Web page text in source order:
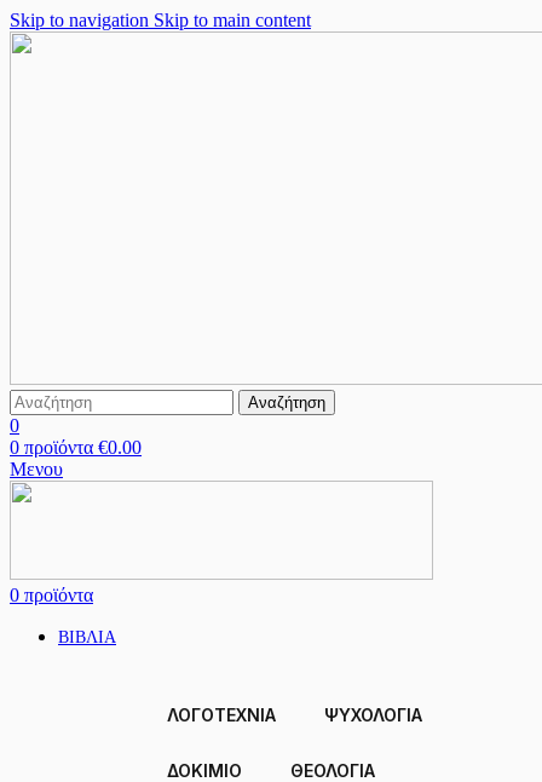
Skip to navigation Skip to main content
Αναζήτηση
0
0 προϊόντα €0.00
Μενου
0 προϊόντα
ΒΙΒΛΙΑ
ΛΟΓΟΤΕΧΝΙΑ ΨΥΧΟΛΟΓΙΑ
ΔΟΚΊΜΙΟ ΘΕΟΛΟΓΙΑ